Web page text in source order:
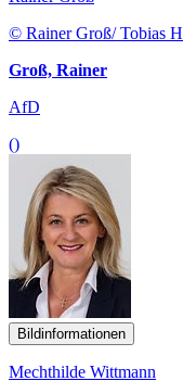
© Rainer Groß/ Tobias
Groß, Rainer
AfD
()
Bildinformationen
Mechthilde Wittmann